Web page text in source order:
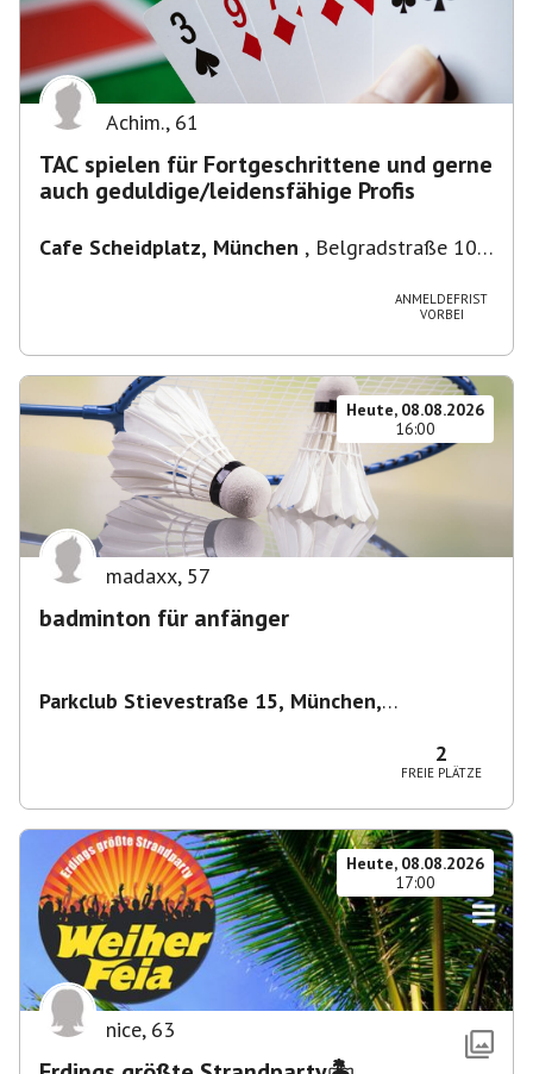
Achim., 61
TAC spielen für Fortgeschrittene und gerne
auch geduldige/leidensfähige Profis
Cafe Scheidplatz, München , Belgradstraße 104,
ANMELDEFRIST
VORBEI
Heute, 08.08.2026
16:00
madaxx, 57
badminton für anfänger
Parkclub Stievestraße 15, München,
2
FREIE PLÄTZE
Heute, 08.08.2026
17:00
nice, 63